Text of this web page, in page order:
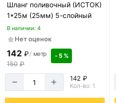
Шланг поливочный (ИСТОК)
1*25м (25мм) 5-слойный
В наличии: 4
Нет оценок
142 ₽/ метр
150 ₽
- 5 %
142 ₽
Кол-во: 1